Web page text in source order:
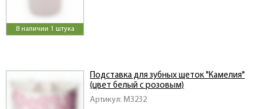
В наличии 1 штука
Артикул: M3232
Подставка для зубных щеток "Камелия"
(цвет белый с розовым)